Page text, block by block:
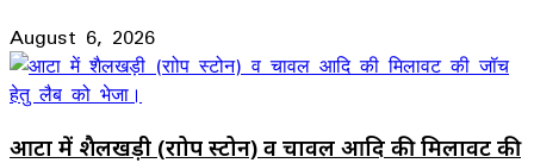
August 6, 2026
आटा में शैलखड़ी (राोप स्टोन) व चावल आदि की मिलावट की